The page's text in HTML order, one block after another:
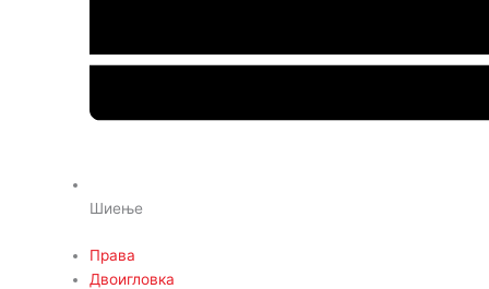
Шиење
Права
Двоигловка